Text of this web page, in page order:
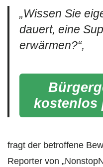
„Wissen Sie
dauert, eine
erwärmen?“,
kostenlos
fragt der betroffene
Reporter von